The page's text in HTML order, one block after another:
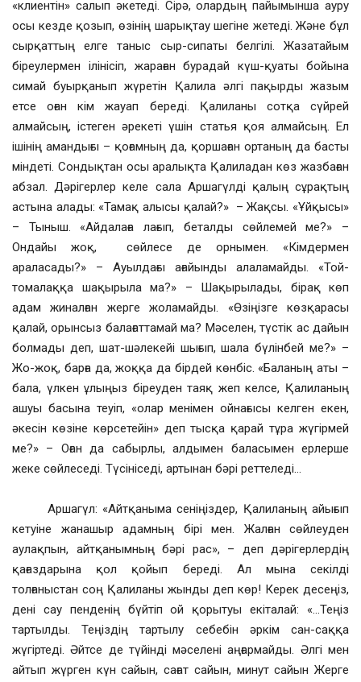
«клиентін» салып әкетеді. Сірә, олардың пайымынша ауру
осы кезде қозып, өзінің шарықтау шегіне жетеді. Және бұл
сырқаттың елге таныс сыр-сипаты белгілі. Жазатайым
біреулермен ілінісіп, жараған бурадай күш-қуаты бойына
симай буырқанып жүретін Қалила әлгі пақырды жазым
етсе оған кім жауап береді. Қалиланы сотқа сүйрей
алмайсың, істеген әрекеті үшін статья қоя алмайсың. Ел
ішінің амандығы – қоғамның да, қоршаған ортаның да басты
міндеті. Сондықтан осы аралықта Қалиладан көз жазбаған
абзал. Дәрігерлер келе сала Аршагүлді қалың сұрақтың
астына алады: «Тамақ алысы қалай?» – Жақсы. «Ұйқысы»
– Тыныш. «Айдалаға лағып, беталды сөйлемей ме?» –
Ондайы жоқ, сөйлесе де орнымен. «Кімдермен
араласады?» – Ауылдағы ағайынды алаламайды. «Той-
томалаққа шақырыла ма?» – Шақырылады, бірақ көп
адам жиналған жерге жоламайды. «Өзіңізге көзқарасы
қалай, орынсыз балағаттамай ма? Мәселен, түстік ас дайын
болмады деп, шат-шәлекейі шығып, шала бүлінбей ме?» –
Жо-жоқ, барға да, жоққа да бірдей көнбіс. «Баланың аты –
бала, үлкен ұлыңыз біреуден таяқ жеп келсе, Қалиланың
ашуы басына теуіп, «олар менімен ойнағысы келген екен,
әкесін көзіне көрсетейін» деп тысқа қарай тұра жүгірмей
ме?» – Оған да сабырлы, алдымен баласымен ерлерше
жеке сөйлеседі. Түсініседі, артынан бәрі реттеледі…
Аршагүл: «Айтқаныма сеніңіздер, Қалиланың айығып
кетуіне жанашыр адамның бірі мен. Жалған сөйлеуден
аулақпын, айтқанымның бәрі рас», – деп дәрігерлердің
қағаздарына қол қойып береді. Ал мына секілді
толғаныстан соң Қалиланы жынды деп көр! Керек десеңіз,
дені сау пенденің бүйтіп ой қорытуы екіталай: «…Теңіз
тартылды. Теңіздің тартылу себебін әркім сан-саққа
жүгіртеді. Әйтсе де түйінді мәселені аңғармайды. Әлгі мен
айтып жүрген күн сайын, сағат сайын, минут сайын Жерге